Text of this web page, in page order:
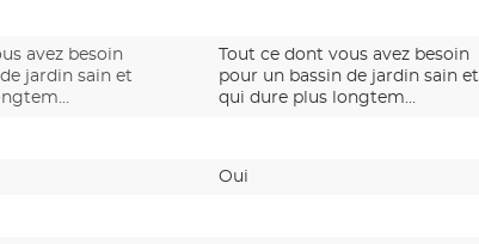
avez besoin
jardin sain et
Tout ce dont vous avez besoin
pour un bassin de jardin sain et
qui dure plus longtem…
Oui